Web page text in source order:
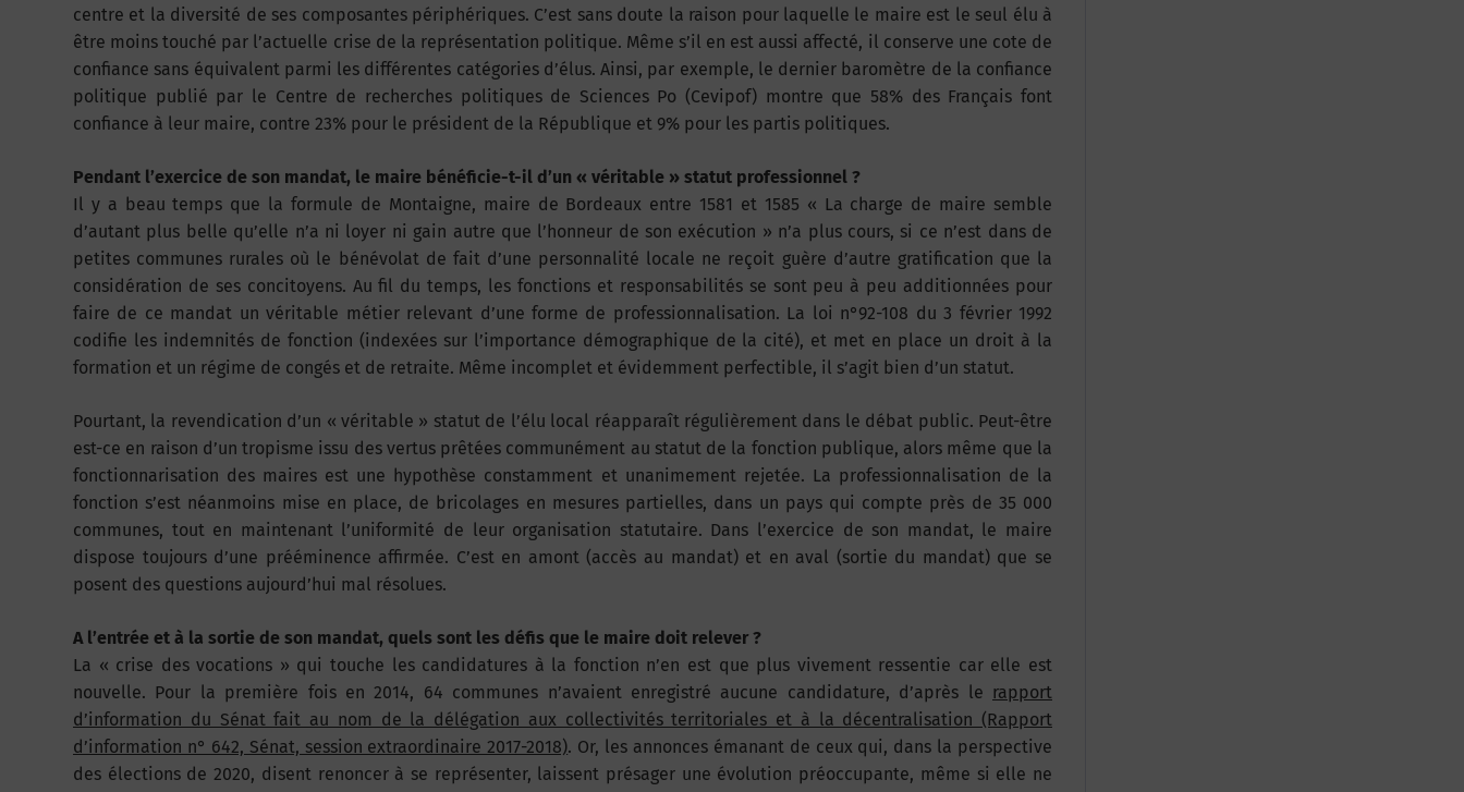
centre et la diversité de ses composantes périphériques. C’est sans doute la raison pour laquelle le maire est le seul élu à
être moins touché par l’actuelle crise de la représentation politique. Même s’il en est aussi affecté, il conserve une cote de
confiance sans équivalent parmi les différentes catégories d’élus. Ainsi, par exemple, le dernier baromètre de la confiance
politique publié par le Centre de recherches politiques de Sciences Po (Cevipof) montre que 58% des Français font
confiance à leur maire, contre 23% pour le président de la République et 9% pour les partis politiques.
Pendant l’exercice de son mandat, le maire bénéficie-t-il d’un « véritable » statut professionnel ?
Il y a beau temps que la formule de Montaigne, maire de Bordeaux entre 1581 et 1585 « La charge de maire semble
d’autant plus belle qu’elle n’a ni loyer ni gain autre que l’honneur de son exécution » n’a plus cours, si ce n’est dans de
petites communes rurales où le bénévolat de fait d’une personnalité locale ne reçoit guère d’autre gratification que la
considération de ses concitoyens. Au fil du temps, les fonctions et responsabilités se sont peu à peu additionnées pour
faire de ce mandat un véritable métier relevant d’une forme de professionnalisation. La loi n°92-108 du 3 février 1992
codifie les indemnités de fonction (indexées sur l’importance démographique de la cité), et met en place un droit à la
formation et un régime de congés et de retraite. Même incomplet et évidemment perfectible, il s’agit bien d’un statut.
Pourtant, la revendication d’un « véritable » statut de l’élu local réapparaît régulièrement dans le débat public. Peut-être
est-ce en raison d’un tropisme issu des vertus prêtées communément au statut de la fonction publique, alors même que la
fonctionnarisation des maires est une hypothèse constamment et unanimement rejetée. La professionnalisation de la
fonction s’est néanmoins mise en place, de bricolages en mesures partielles, dans un pays qui compte près de 35 000
communes, tout en maintenant l’uniformité de leur organisation statutaire. Dans l’exercice de son mandat, le maire
dispose toujours d’une prééminence affirmée. C’est en amont (accès au mandat) et en aval (sortie du mandat) que se
posent des questions aujourd’hui mal résolues.
A l’entrée et à la sortie de son mandat, quels sont les défis que le maire doit relever ?
La « crise des vocations » qui touche les candidatures à la fonction n’en est que plus vivement ressentie car elle est
nouvelle. Pour la première fois en 2014, 64 communes n’avaient enregistré aucune candidature, d’après le rapport
d’information du Sénat fait au nom de la délégation aux collectivités territoriales et à la décentralisation (Rapport
d’information n° 642, Sénat, session extraordinaire 2017-2018). Or, les annonces émanant de ceux qui, dans la perspective
des élections de 2020, disent renoncer à se représenter, laissent présager une évolution préoccupante, même si elle ne